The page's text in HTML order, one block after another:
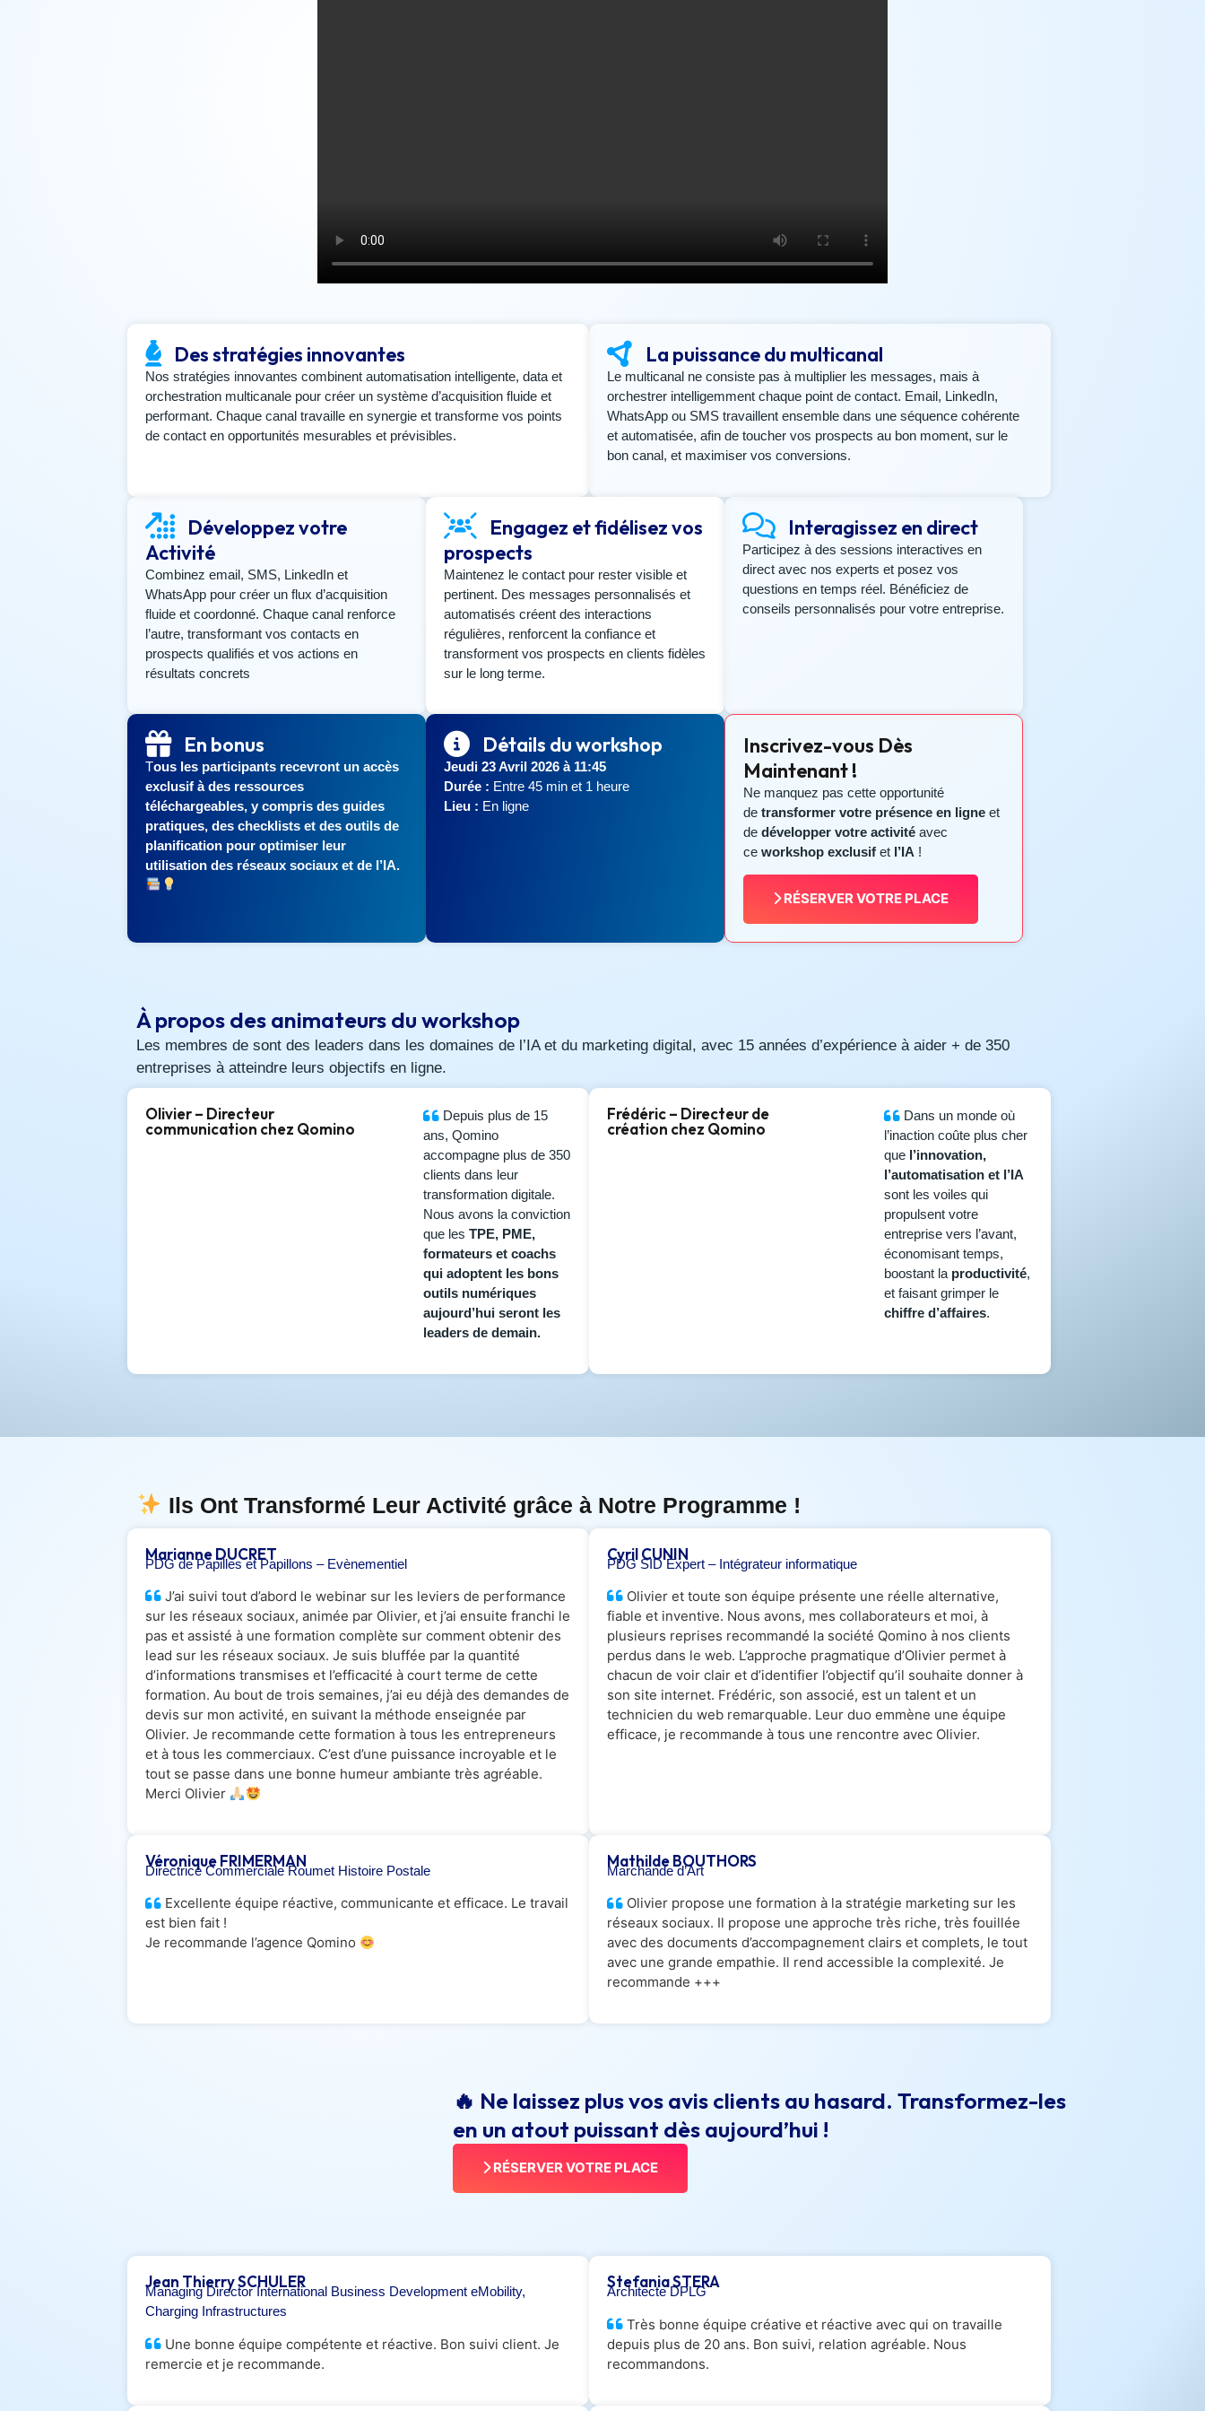
Des stratégies innovantes
Nos stratégies innovantes combinent automatisation intelligente, data et
orchestration multicanale pour créer un système d’acquisition fluide et
performant. Chaque canal travaille en synergie et transforme vos points
de contact en opportunités mesurables et prévisibles.
La puissance du multicanal
Le multicanal ne consiste pas à multiplier les messages, mais à
orchestrer intelligemment chaque point de contact. Email, LinkedIn,
WhatsApp ou SMS travaillent ensemble dans une séquence cohérente
et automatisée, afin de toucher vos prospects au bon moment, sur le
bon canal, et maximiser vos conversions.
Développez votre
Activité
Combinez email, SMS, LinkedIn et
WhatsApp pour créer un flux d’acquisition
fluide et coordonné. Chaque canal renforce
l’autre, transformant vos contacts en
prospects qualifiés et vos actions en
résultats concrets
Engagez et fidélisez vos
prospects
Maintenez le contact pour rester visible et
pertinent. Des messages personnalisés et
automatisés créent des interactions
régulières, renforcent la confiance et
transforment vos prospects en clients fidèles
sur le long terme.
Interagissez en direct
Participez à des sessions interactives en
direct avec nos experts et posez vos
questions en temps réel. Bénéficiez de
conseils personnalisés pour votre entreprise.
En bonus
Tous les participants recevront un accès
exclusif à des ressources
téléchargeables, y compris des guides
pratiques, des checklists et des outils de
planification pour optimiser leur
utilisation des réseaux sociaux et de l’IA.
Détails du workshop
Jeudi 23 Avril 2026 à 11:45
Durée : Entre 45 min et 1 heure
Lieu : En ligne
Inscrivez-vous Dès
Maintenant !
Ne manquez pas cette opportunité
detransformer votre présence en ligne et
dedévelopper votre activité avec
ceworkshop exclusif et l’IA !
RÉSERVER VOTRE PLACE
À propos des animateurs du workshop
Les membres desont des leaders dans les domaines de l’IA et du marketing digital, avec 15 années d’expérience à aider + de 350
entreprises à atteindre leurs objectifs en ligne.
Olivier – Directeur
communication chez Qomino
Depuis plus de 15
ans, Qomino
accompagne plus de 350
clients dans leur
transformation digitale.
Nous avons la conviction
que les TPE, PME,
formateurs et coachs
qui adoptent les bons
outils numériques
aujourd’hui seront les
leaders de demain.
Frédéric – Directeur de
création chez Qomino
Dans un monde où
l’inaction coûte plus cher
que l’innovation,
l’automatisation et l’IA
sont les voiles qui
propulsent votre
entreprise vers l’avant,
économisant temps,
boostant la productivité,
et faisant grimper le
chiffre d’affaires.
Ils Ont Transformé Leur Activité grâce à Notre Programme !
Marianne DUCRET
PDG de Papilles et Papillons – Evènementiel
J’ai suivi tout d’abord le webinar sur les leviers de performance
sur les réseaux sociaux, animée par Olivier, et j’ai ensuite franchi le
pas et assisté à une formation complète sur comment obtenir des
lead sur les réseaux sociaux. Je suis bluffée par la quantité
d’informations transmises et l’efficacité à court terme de cette
formation. Au bout de trois semaines, j’ai eu déjà des demandes de
devis sur mon activité, en suivant la méthode enseignée par
Olivier. Je recommande cette formation à tous les entrepreneurs
et à tous les commerciaux. C’est d’une puissance incroyable et le
tout se passe dans une bonne humeur ambiante très agréable.
Merci Olivier
Cyril CUNIN
PDG SID Expert – Intégrateur informatique
Olivier et toute son équipe présente une réelle alternative,
fiable et inventive. Nous avons, mes collaborateurs et moi, à
plusieurs reprises recommandé la société Qomino à nos clients
perdus dans le web. L’approche pragmatique d’Olivier permet à
chacun de voir clair et d’identifier l’objectif qu’il souhaite donner à
son site internet. Frédéric, son associé, est un talent et un
technicien du web remarquable. Leur duo emmène une équipe
efficace, je recommande à tous une rencontre avec Olivier.
Véronique FRIMERMAN
Directrice Commerciale Roumet Histoire Postale
Excellente équipe réactive, communicante et efficace. Le travail
est bien fait !
Je recommande l’agence Qomino
Mathilde BOUTHORS
Marchande d’Art
Olivier propose une formation à la stratégie marketing sur les
réseaux sociaux. Il propose une approche très riche, très fouillée
avec des documents d’accompagnement clairs et complets, le tout
avec une grande empathie. Il rend accessible la complexité. Je
recommande +++
🔥 Ne laissez plus vos avis clients au hasard. Transformez-les
en un atout puissant dès aujourd’hui !
RÉSERVER VOTRE PLACE
Jean Thierry SCHULER
Managing Director International Business Development eMobility,
Charging Infrastructures
Une bonne équipe compétente et réactive. Bon suivi client. Je
remercie et je recommande.
Stefania STERA
Architecte DPLG
Très bonne équipe créative et réactive avec qui on travaille
depuis plus de 20 ans. Bon suivi, relation agréable. Nous
recommandons.